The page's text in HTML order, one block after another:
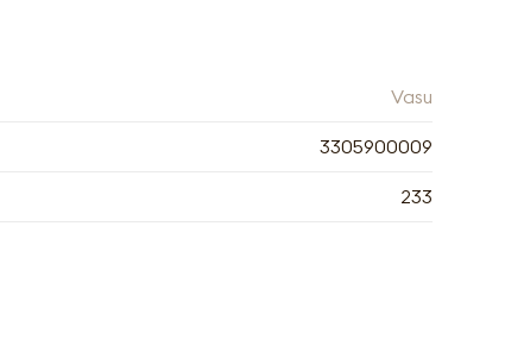
Vasu
3305900009
233